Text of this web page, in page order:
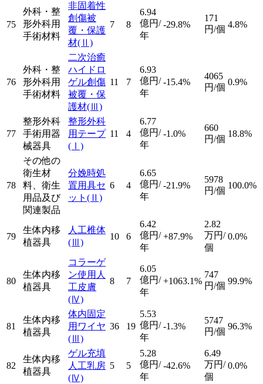
75
外科・整
形外科用
手術材料
非固着性
創傷被
覆・保護
材(Ⅱ)
7 8
6.94
億円/
年
-29.8%
171
円/個 4.8%
76
外科・整
形外科用
手術材料
二次治癒
ハイドロ
ゲル創傷
被覆・保
護材(Ⅲ)
11 7
6.93
億円/
年
-15.4%
4065
円/個
0.9%
77
整形外科
手術用器
械器具
整形外科
用テープ
(Ⅰ)
11 4
6.77
億円/
年
-1.0%
660
円/個
18.8%
78
その他の
衛生材
料、衛生
用品及び
関連製品
分娩時処
置用具セ
ット (Ⅱ)
6 4
6.65
億円/
年
-21.9%
5978
円/個
100.0%
79
生体内移
植器具
人工椎体
(Ⅲ)
10 6
6.42
億円/
年
+87.9%
2.82
万円/
個
0.0%
80
生体内移
植器具
コラーゲ
ン使用人
工皮膚
(Ⅳ)
8 7
6.05
億円/
年
+1063.1%
747
円/個 99.9%
81
生体内移
植器具
体内固定
用ワイヤ
(Ⅲ)
36 19
5.53
億円/
年
-1.3%
5747
円/個
96.3%
82
生体内移
植器具
ゲル充填
人工乳房
(Ⅳ)
5 5
5.28
億円/
年
-42.6%
6.49
万円/
個
0.0%